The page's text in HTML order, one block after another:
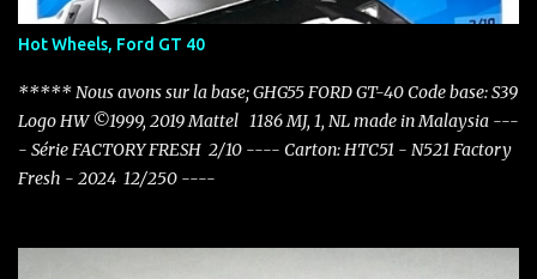
Hot Wheels, Ford GT 40
***** Nous avons sur la base; GHG55 FORD GT-40 Code base: S39
Logo HW ©1999, 2019 Mattel 1186 MJ, 1, NL made in Malaysia ---
- Série FACTORY FRESH 2/10 ---- Carton: HTC51 - N521 Factory
Fresh - 2024 12/250 ----